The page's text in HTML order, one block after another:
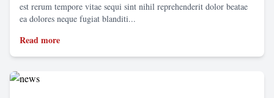
est rerum tempore vitae sequi sint nihil reprehenderit dolor beatae
ea dolores neque fugiat blanditi...
Read more